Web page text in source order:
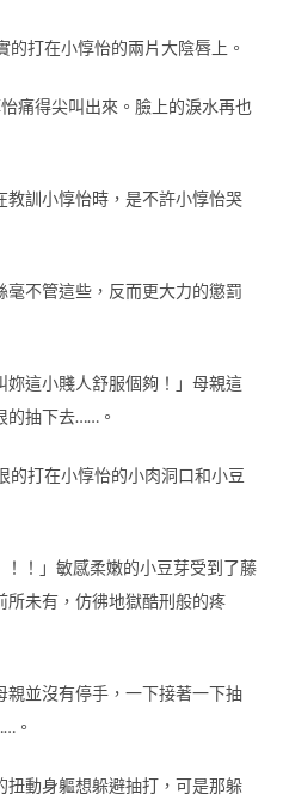
的打在小惇怡的兩片大陰唇上。
痛得尖叫出來。臉上的淚水再也
教訓小惇怡時，是不許小惇怡哭
不管這些，反而更大力的懲罰
妳這小賤人舒服個夠！」母親這
的抽下去……。
的打在小惇怡的小肉洞口和小豆
！」敏感柔嫩的小豆芽受到了藤
未有，仿彿地獄酷刑般的疼
並沒有停手，一下接著一下抽
。
動身軀想躲避抽打，可是那躲